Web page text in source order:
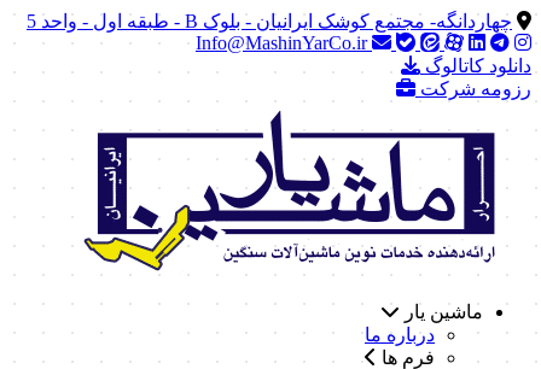
چهاردانگه- مجتمع کوشک ایرانیان - بلوک B - طبقه اول - واحد 5
Info@MashinYarCo.ir
دانلود کاتالوگ
رزومه شرکت
ماشین یار
درباره ما
فرم ها